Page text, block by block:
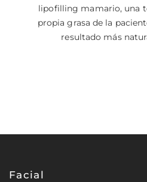
lipofilling mamario, una
propia grasa de la
resultado más
Facial